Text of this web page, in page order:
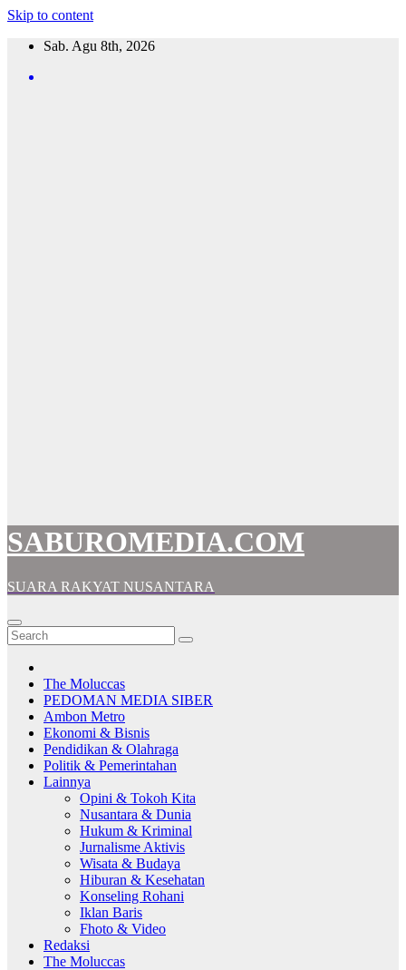
Skip to content
Sab. Agu 8th, 2026
SABUROMEDIA.COM
SUARA RAKYAT NUSANTARA
The Moluccas
PEDOMAN MEDIA SIBER
Ambon Metro
Ekonomi & Bisnis
Pendidikan & Olahraga
Politik & Pemerintahan
Lainnya
Opini & Tokoh Kita
Nusantara & Dunia
Hukum & Kriminal
Jurnalisme Aktivis
Wisata & Budaya
Hiburan & Kesehatan
Konseling Rohani
Iklan Baris
Fhoto & Video
Redaksi
The Moluccas